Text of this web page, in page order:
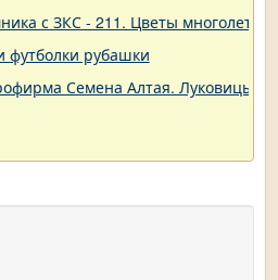
с ЗКС - 211. Цветы
рубашки
Семена Алтая. Луковицы.